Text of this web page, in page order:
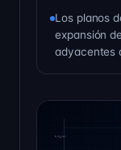
Los planos
expansión
adyacentes